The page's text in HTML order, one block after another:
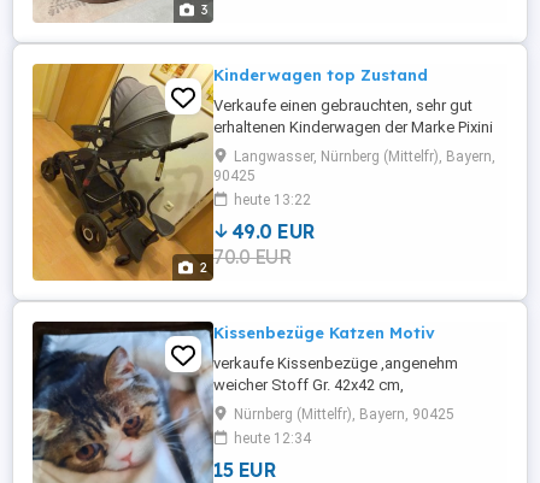
3
2
Kinderwagen top Zustand
Verkaufe einen gebrauchten, sehr gut
erhaltenen Kinderwagen der Marke Pixini
inkl. Anhänger für ältere
Geschwisterkinder.
Langwasser, Nürnberg (Mittelfr), Bayern,
90425
heute 13:22
49.0 EUR
70.0 EUR
Kissenbezüge Katzen Motiv
verkaufe Kissenbezüge ,angenehm
weicher Stoff Gr. 42x42 cm,
Nichtraucherhaushalt, Kein Einzelverkauf,
bei Versand übenimmt Käufer4,80
Versandkosten.
Nürnberg (Mittelfr), Bayern, 90425
heute 12:34
15 EUR